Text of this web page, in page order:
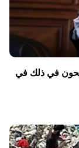
في ذلك في